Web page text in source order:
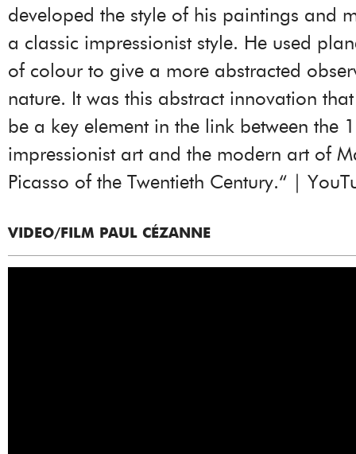
developed the style of his paintings and
a classic impressionist style. He used
of colour to give a more abstracted
nature. It was this abstract innovation
be a key element in the link between the
impressionist art and the modern art of
Picasso of the Twentieth Century.“ |
VIDEO/FILM PAUL CÉZANNE